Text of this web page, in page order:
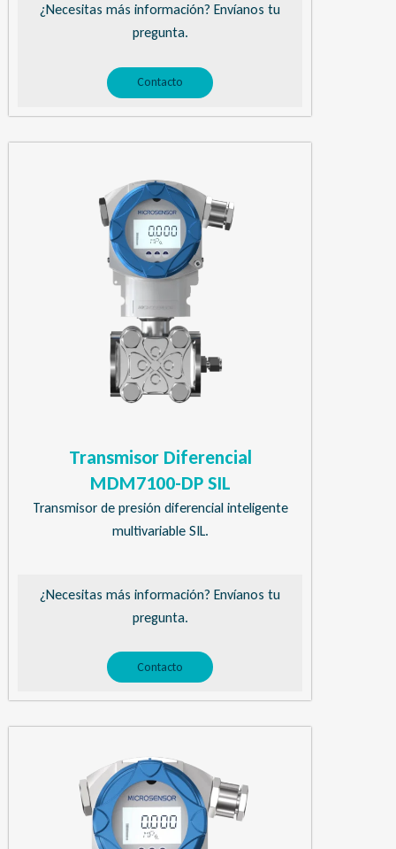
¿Necesitas más información? Envíanos tu
pregunta.
Contacto
Transmisor Diferencial
MDM7100-DP SIL
Transmisor de presión diferencial inteligente
multivariable SIL.
¿Necesitas más información? Envíanos tu
pregunta.
Contacto